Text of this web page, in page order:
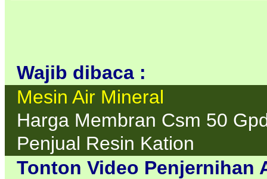
Wajib dibaca :
Mesin Air Mineral
Harga Membran Csm 50
Penjual Resin Kation
Tonton Video Penjernihan